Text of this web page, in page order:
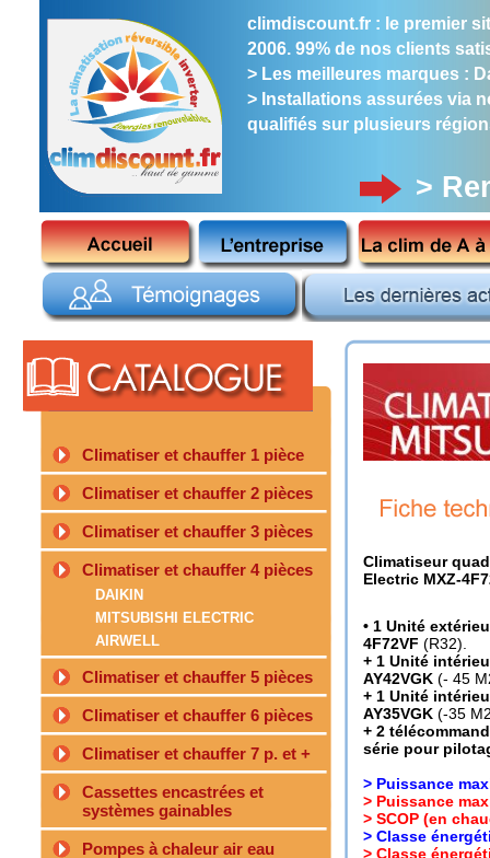
climdiscount.fr : le premier
2006. 99% de nos clients
> Les meilleures marques :
> Installations assurées via
qualifiés sur plusieurs
>
Climatiser et chauffer 1 pièce
Climatiser et chauffer 2 pièces
Climatiser et chauffer 3 pièces
Climatiser et chauffer 4 pièces
DAIKIN
MITSUBISHI ELECTRIC
AIRWELL
Climatiser et chauffer 5 pièces
Climatiser et chauffer 6 pièces
Climatiser et chauffer 7 p. et +
Cassettes encastrées et
systèmes gainables
Pompes à chaleur air eau
Climatiseur
Electric MXZ-
• 1 Unité
4F72VF (R32).
+ 1 Unité
AY42VGK (- 45
+ 1 Unité
AY35VGK (-35
+ 2
série pour
> Puissance
> Puissance
> SCOP (en
> Classe
> Classe